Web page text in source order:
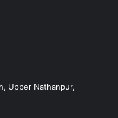
Upper Nathanpur,